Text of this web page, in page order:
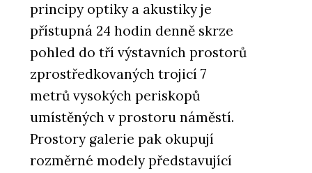
principy optiky a akustiky je
přístupná 24 hodin denně skrze
pohled do tří výstavních prostorů
zprostředkovaných trojicí 7
metrů vysokých periskopů
umístěných v prostoru náměstí.
Prostory galerie pak okupují
rozměrné modely představující